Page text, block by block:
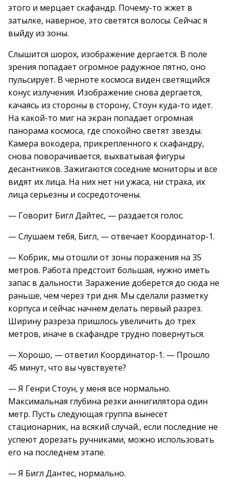
этого и мерцает скафандр. Почему-то жжет в
затылке, наверное, это светятся волосы. Сейчас я
выйду из зоны.
Слышится шорох, изображение дергается. В поле
зрения попадает огромное радужное пятно, оно
пульсирует. В черноте космоса виден светящийся
конус излучения. Изображение снова дергается,
качаясь из стороны в сторону, Стоун куда-то идет.
На какой-то миг на экран попадает огромная
панорама космоса, где спокойно светят звезды.
Камера вокодера, прикрепленного к скафандру,
снова поворачивается, выхватывая фигуры
десантников. Зажигаются соседние мониторы и все
видят их лица. На них нет ни ужаса, ни страха, их
лица серьезны и сосредоточены.
— Говорит Бигл Дайтес, — раздается голос.
— Слушаем тебя, Бигл, — отвечает Координатор-1.
— Кобрик, мы отошли от зоны поражения на 35
метров. Работа предстоит большая, нужно иметь
запас в дальности. Заражение доберется до сюда не
раньше, чем через три дня. Мы сделали разметку
корпуса и сейчас начнем делать первый разрез.
Ширину разреза пришлось увеличить до трех
метров, иначе в скафандре трудно повернуться.
— Хорошо, — ответил Координатор-1. — Прошло
45 минут, что вы чувствуете?
— Я Генри Стоун, у меня все нормально.
Максимальная глубина резки аннигилятора один
метр. Пусть следующая группа вынесет
стационарник, на всякий случай., если последние не
успеют дорезать ручниками, можно использовать
его на последнем этапе.
— Я Бигл Дантес, нормально.